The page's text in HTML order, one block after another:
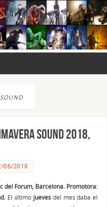
Sound 2018,
06/2018
del Forum, Barcelona. Promotora:
El últimojuevesdel mes daba el